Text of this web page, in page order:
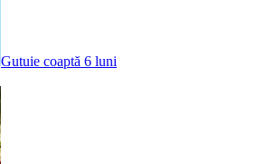
Gutuie coaptă 6 luni